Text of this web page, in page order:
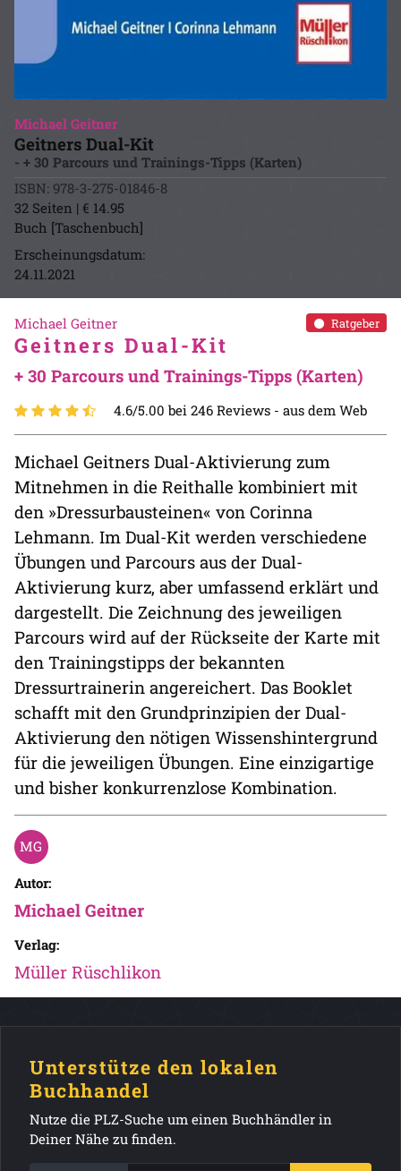
Michael Geitner
Geitners Dual-Kit
- + 30 Parcours und Trainings-Tipps (Karten)
ISBN: 978-3-275-01846-8
32 Seiten | € 14.95
Buch [Taschenbuch]
Erscheinungsdatum:
24.11.2021
Ratgeber
Michael Geitner
Geitners Dual-Kit
+ 30 Parcours und Trainings-Tipps (Karten)
4.6/5.00 bei 246 Reviews - aus dem Web
Michael Geitners Dual-Aktivierung zum
Mitnehmen in die Reithalle kombiniert mit
den »Dressurbausteinen« von Corinna
Lehmann. Im Dual-Kit werden verschiedene
Übungen und Parcours aus der Dual-
Aktivierung kurz, aber umfassend erklärt und
dargestellt. Die Zeichnung des jeweiligen
Parcours wird auf der Rückseite der Karte mit
den Trainingstipps der bekannten
Dressurtrainerin angereichert. Das Booklet
schafft mit den Grundprinzipien der Dual-
Aktivierung den nötigen Wissenshintergrund
für die jeweiligen Übungen. Eine einzigartige
und bisher konkurrenzlose Kombination.
Autor:
Michael Geitner
Verlag:
Müller Rüschlikon
Unterstütze den lokalen
Buchhandel
Nutze die PLZ-Suche um einen Buchhändler in
Deiner Nähe zu finden.